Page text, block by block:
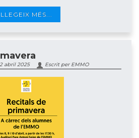
LLEGEIX MÉS...
abril 2025 Escrit per EMMO